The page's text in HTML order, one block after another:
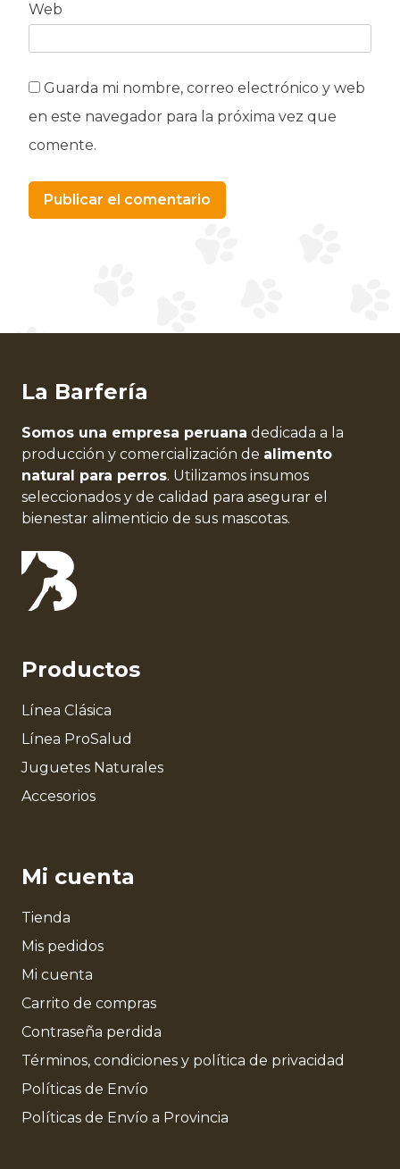
Web
Guarda mi nombre, correo electrónico y web
en este navegador para la próxima vez que
comente.
La Barfería
Somos una empresa peruana dedicada a la
producción y comercialización de alimento
natural para perros. Utilizamos insumos
seleccionados y de calidad para asegurar el
bienestar alimenticio de sus mascotas.
Productos
Línea Clásica
Línea ProSalud
Juguetes Naturales
Accesorios
Mi cuenta
Tienda
Mis pedidos
Mi cuenta
Carrito de compras
Contraseña perdida
Términos, condiciones y política de privacidad
Políticas de Envío
Políticas de Envío a Provincia